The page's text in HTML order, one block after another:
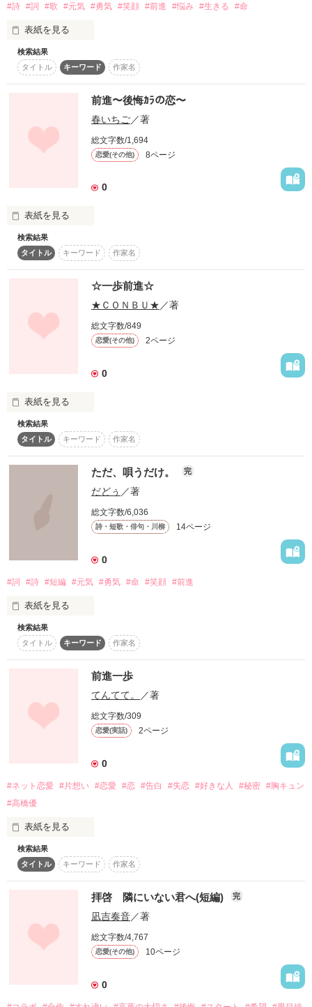
作品の長さについて
超短編！フェチから始まる溺愛コンテスト
スターツ出版小説投稿サイト合同企画「1話からの長編大
賞」ベリーズカフェ会場
その他の条件 動画あり
私は君が好き。
でも君には好きな人がいて。
この想い、聞いてほしいです
素敵なレビューありがとうございます♡
瑠璃 様 日生春歌 様
yuchika 様 悠蘭 様
苔枝。様 makaron 様
作品を読む
#詩 #詞 #歌 #元気 #勇気 #笑顔 #前進 #悩み #生きる #命
表紙を見る
とにかくとにかく
めっちゃ前向きな唄♪
どうせならみんな
できるだけ多くの時間を
作品を読む
検索結果
タイトル
キーワード 作家名
前進〜後悔ｶﾗの恋〜
春いちご／著
総文字数/1,694
恋愛(その他) 8ページ
0
表紙を見る
『僕も好き。』
今、思うと
本当だったのか
その言葉を
信じていたら。
大切な君と
ずっとずっと
一緒にいられたのに。
作品を読む
検索結果
タイトル
キーワード 作家名
☆一歩前進☆
★ＣＯＮＢＵ★／著
総文字数/849
恋愛(その他) 2ページ
0
表紙を見る
すき。
すきすきすき。
大好き。
言葉に出来ないほど大好き。
でも今、あたしがこうしてこんなところに居るのは、あなたの
検索結果
タイトル
キーワード 作家名
ただ、唄うだけ。 完
だどぅ ／著
総文字数/6,036
詩・短歌・俳句・川柳 14ページ
0
#詞 #詩 #短編 #元気 #勇気 #命 #笑顔 #前進
表紙を見る
僕は僕の唄を
ただ、唄うんだ。
誰か１人でも
気にとめてくれたのなら
それは僕にとって
検索結果
タイトル
キーワード 作家名
前進一歩
てんてて。 ／著
総文字数/309
恋愛(実話) 2ページ
0
#ネット恋愛 #片想い #恋愛 #恋 #告白 #失恋 #好きな人 #秘密 #胸キュン
#高橋優
表紙を見る
私は誰にも言えない恋をしていた__。
－－－－－－－－－－－－－－－－－－－－
岡山に住んでいる16歳の女子高校生
井口愛実(ｲｸﾞﾁﾏﾅﾐ)
東京に住んでいる2歳年上(18歳)の大学1年生
－－－－－－－－－－－－－－－－－－－－
検索結果
タイトル
キーワード 作家名
拝啓 隣にいない君へ(短編) 完
凪吉奏音／著
総文字数/4,767
恋愛(その他) 10ページ
0